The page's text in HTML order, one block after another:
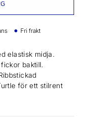
Fri frakt
elastisk midja.
baktill.
för ett stilrent